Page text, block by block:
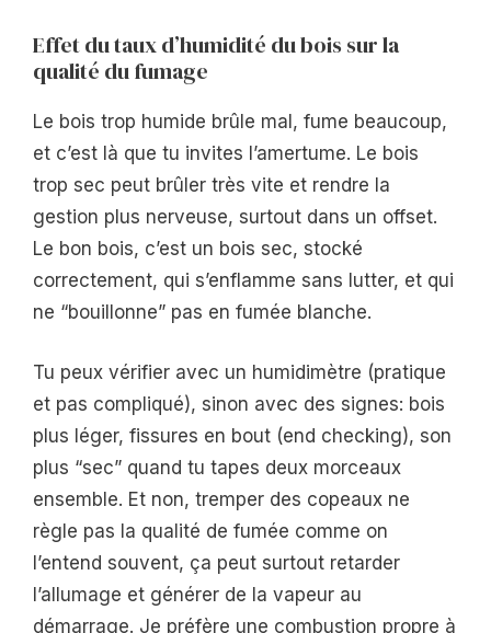
Effet du taux d’humidité du bois sur la
qualité du fumage
Le bois trop humide brûle mal, fume beaucoup,
et c’est là que tu invites l’amertume. Le bois
trop sec peut brûler très vite et rendre la
gestion plus nerveuse, surtout dans un offset.
Le bon bois, c’est un bois sec, stocké
correctement, qui s’enflamme sans lutter, et qui
ne “bouillonne” pas en fumée blanche.
Tu peux vérifier avec un humidimètre (pratique
et pas compliqué), sinon avec des signes: bois
plus léger, fissures en bout (end checking), son
plus “sec” quand tu tapes deux morceaux
ensemble. Et non, tremper des copeaux ne
règle pas la qualité de fumée comme on
l’entend souvent, ça peut surtout retarder
l’allumage et générer de la vapeur au
démarrage. Je préfère une combustion propre à